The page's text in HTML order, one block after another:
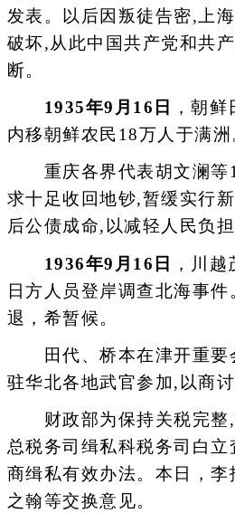
发表。以后因叛徒告密,上
破坏,从此中国共产党和共
断。
1935年9月16日
，朝
内移朝鲜农民18万人于满洲
重庆各界代表胡文澜等
求十足收回地钞,暂缓实行
后公债成命,以减轻人民负担
1936年9月16日
，川
日方人员登岸调查北海事
退，希暂候。
田代、桥本在津开重要
驻华北各地武官参加,以商
财政部为保持关税完整,
总税务司缉私科税务司白
商缉私有效办法。本日，
之翰等交换意见。